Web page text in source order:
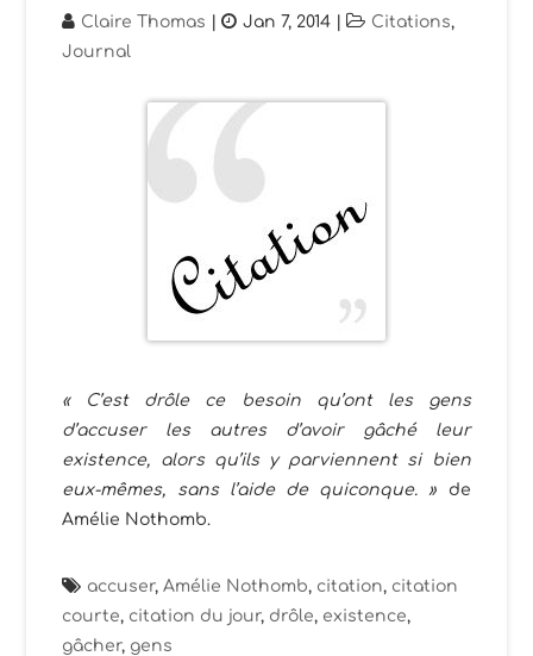
Claire Thomas | Jan 7, 2014 | Citations,
Journal
« C’est drôle ce besoin qu’ont les gens
d’accuser les autres d’avoir gâché leur
existence, alors qu’ils y parviennent si bien
eux-mêmes, sans l’aide de quiconque. » de
Amélie Nothomb.
accuser,Amélie Nothomb, citation, citation
courte, citation du jour, drôle, existence,
gâcher, gens